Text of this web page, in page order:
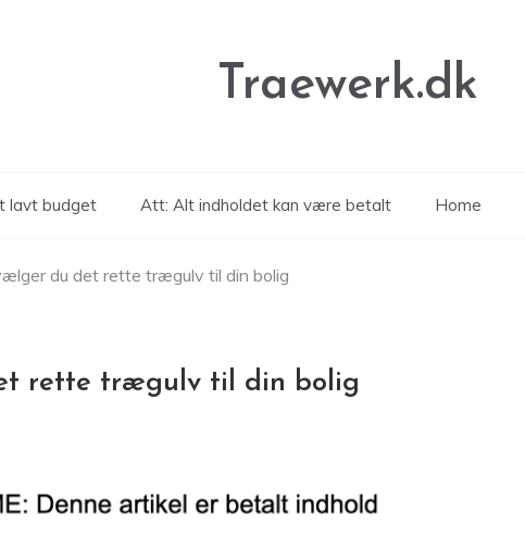
Traewerk.dk
lavt budget Att: Alt indholdet kan være betalt Home
du det rette trægulv til din bolig
rette trægulv til din bolig